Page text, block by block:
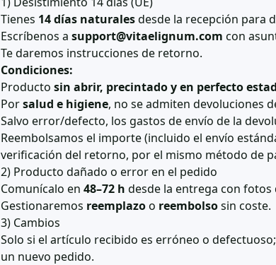
Tienes 14 días naturalesdesde la recepción para
Escríbenos a support@vitaelignum.com con
Te daremos instrucciones de retorno.
Condiciones:
Producto sin abrir, precintado y en perfecto
Porsalud e higiene, no se admiten devoluciones
Salvo error/defecto, los gastos de envío de la
Reembolsamos el importe (incluido el envío
verificación del retorno, por el mismo método de
2) Producto dañado o error en el pedido
Comunícalo en 48–72 h desde la entrega con
Gestionaremos reemplazoo reembolsosin coste.
3) Cambios
Solo si el artículo recibido es erróneo o
un nuevo pedido.